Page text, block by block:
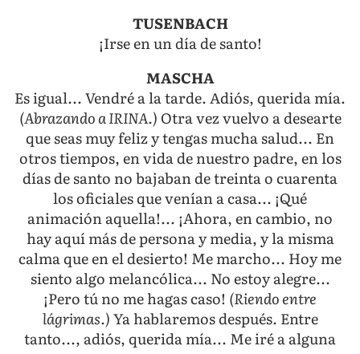
TUSENBACH
¡Irse en un día de santo!
MASCHA
Es igual... Vendré a la tarde. Adiós, querida mía.
(Abrazando a IRINA.) Otra vez vuelvo a desearte
que seas muy feliz y tengas mucha salud... En
otros tiempos, en vida de nuestro padre, en los
días de santo no bajaban de treinta o cuarenta
los oficiales que venían a casa... ¡Qué
animación aquella!... ¡Ahora, en cambio, no
hay aquí más de persona y media, y la misma
calma que en el desierto! Me marcho... Hoy me
siento algo melancólica... No estoy alegre...
¡Pero tú no me hagas caso! (Riendo entre
lágrimas.)Ya hablaremos después. Entre
tanto..., adiós, querida mía... Me iré a alguna